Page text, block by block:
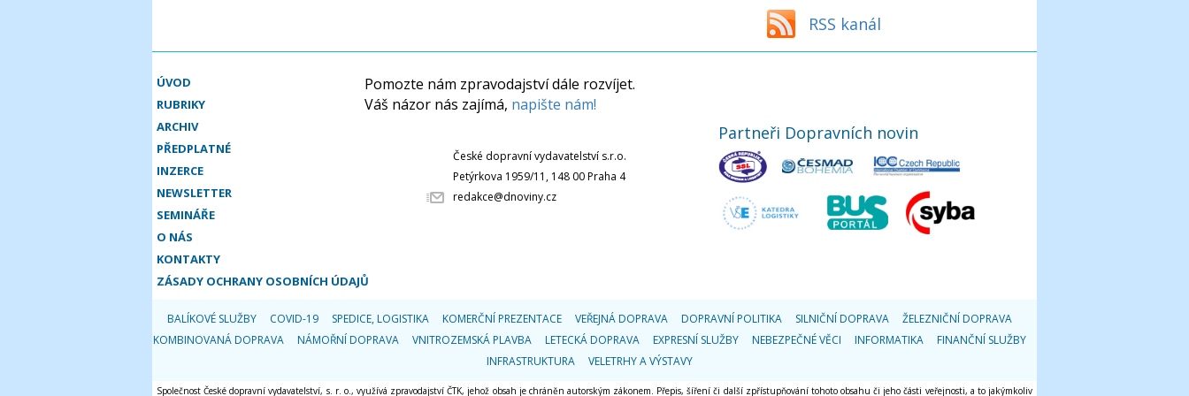
RSS kanál
ÚVOD
RUBRIKY
ARCHIV
PŘEDPLATNÉ
INZERCE
NEWSLETTER
SEMINÁŘE
O NÁS
KONTAKTY
ZÁSADY OCHRANY OSOBNÍCH ÚDAJŮ
Pomozte nám zpravodajství dále rozvíjet.
Váš názor nás zajímá, napište nám!
České dopravní vydavatelství s.r.o.
Petýrkova 1959/11, 148 00 Praha 4
redakce@dnoviny.cz
Partneři Dopravních novin
BALÍKOVÉ SLUŽBY COVID-19 SPEDICE, LOGISTIKA KOMERČNÍ PREZENTACE VEŘEJNÁ DOPRAVA DOPRAVNÍ POLITIKA SILNIČNÍ DOPRAVA
ŽELEZNIČNÍ DOPRAVA
KOMBINOVANÁ DOPRAVA
NÁMOŘNÍ DOPRAVA VNITROZEMSKÁ PLAVBA LETECKÁ DOPRAVA EXPRESNÍ SLUŽBY NEBEZPEČNÉ VĚCI INFORMATIKA
FINANČNÍ SLUŽBY
INFRASTRUKTURA
VELETRHY A VÝSTAVY
Společnost České dopravní vydavatelství, s. r. o., využívá zpravodajství ČTK, jehož obsah je chráněn autorským zákonem. Přepis, šíření či další zpřístupňování tohoto obsahu či jeho části veřejnosti, a to jakýmkoliv